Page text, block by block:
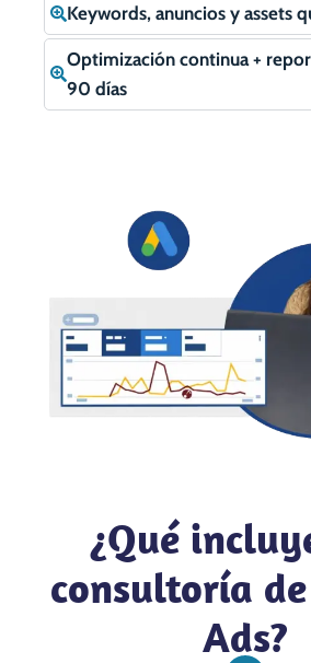
Keywords, anuncios y assets
Optimización continua +
90 días
¿Qué
consultoría
Ads?